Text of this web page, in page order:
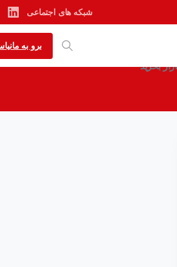
شبکه های اجتماعی
برو به